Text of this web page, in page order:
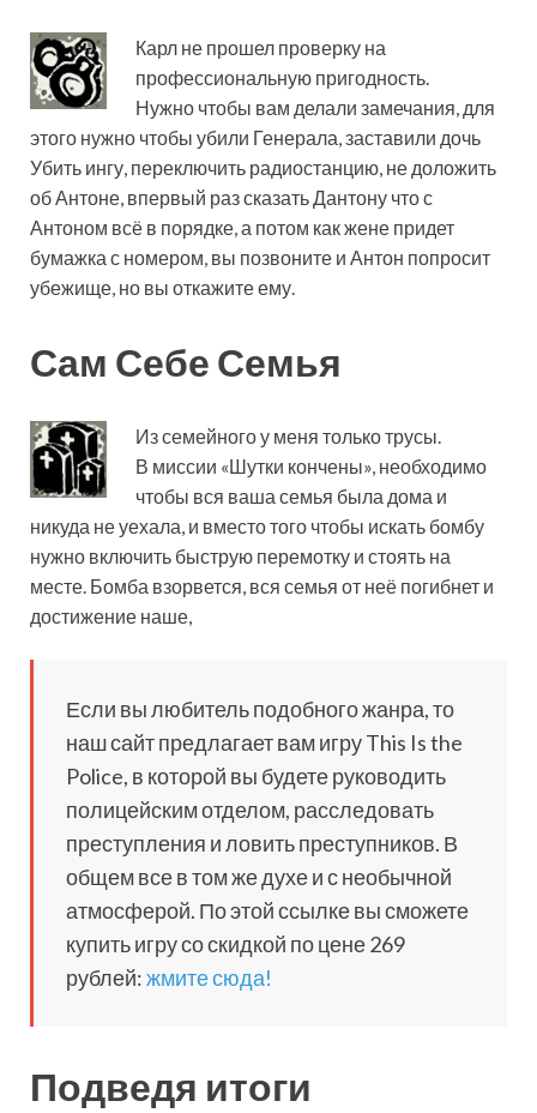
Карл не прошел проверку на
профессиональную пригодность.
Нужно чтобы вам делали замечания, для
этого нужно чтобы убили Генерала, заставили дочь
Убить ингу, переключить радиостанцию, не доложить
об Антоне, впервый раз сказать Дантону что с
Антоном всё в порядке, а потом как жене придет
бумажка с номером, вы позвоните и Антон попросит
убежище, но вы откажите ему.
Сам Себе Семья
Из семейного у меня только трусы.
В миссии «Шутки кончены», необходимо
чтобы вся ваша семья была дома и
никуда не уехала, и вместо того чтобы искать бомбу
нужно включить быструю перемотку и стоять на
месте. Бомба взорвется, вся семья от неё погибнет и
достижение наше,
Если вы любитель подобного жанра, то
наш сайт предлагает вам игру This Is the
Police, в которой вы будете руководить
полицейским отделом, расследовать
преступления и ловить преступников. В
общем все в том же духе и с необычной
атмосферой. По этой ссылке вы сможете
купить игру со скидкой по цене 269
рублей:жмите сюда!
Подведя итоги